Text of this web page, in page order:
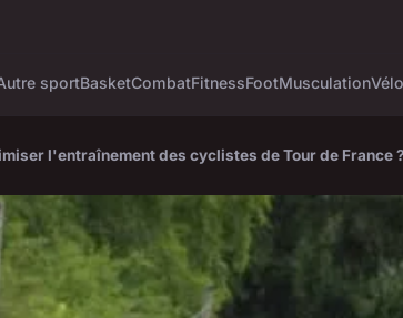
sportBasketCombatFitnessFootMusculationVélo
l'entraînement des cyclistes de Tour de France